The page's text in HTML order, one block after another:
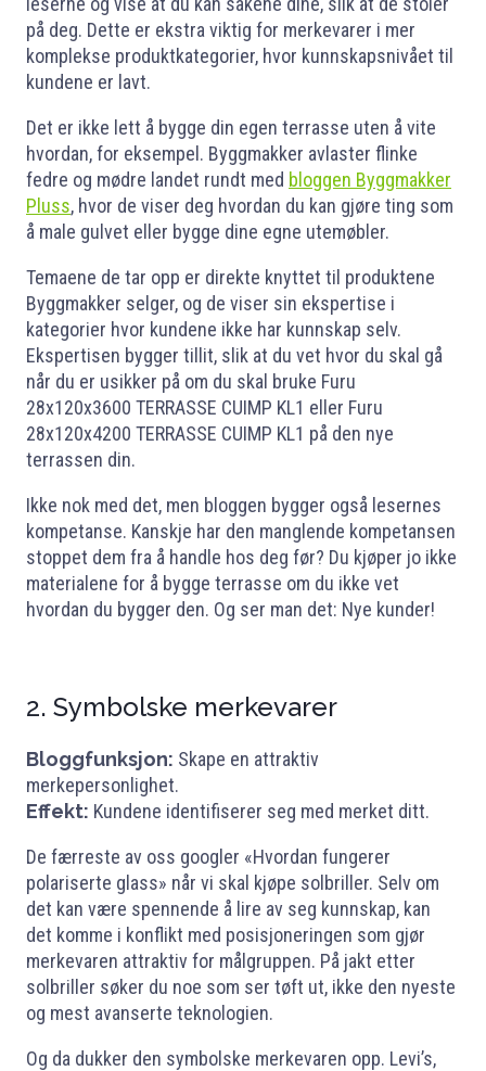
på deg. Dette er ekstra viktig for merkevarer i mer
komplekse produktkategorier, hvor kunnskapsnivået til
kundene er lavt.
Det er ikke lett å bygge din egen terrasse uten å vite
hvordan, for eksempel. Byggmakker avlaster flinke
fedre og mødre landet rundt med bloggen Byggmakker
Pluss, hvor de viser deg hvordan du kan gjøre ting som
å male gulvet eller bygge dine egne utemøbler.
Temaene de tar opp er direkte knyttet til produktene
Byggmakker selger, og de viser sin ekspertise i
kategorier hvor kundene ikke har kunnskap selv.
Ekspertisen bygger tillit, slik at du vet hvor du skal gå
når du er usikker på om du skal bruke Furu
28x120x3600 TERRASSE CUIMP KL1 eller Furu
28x120x4200 TERRASSE CUIMP KL1 på den nye
terrassen din.
Ikke nok med det, men bloggen bygger også lesernes
kompetanse. Kanskje har den manglende kompetansen
stoppet dem fra å handle hos deg før? Du kjøper jo ikke
materialene for å bygge terrasse om du ikke vet
hvordan du bygger den. Og ser man det: Nye kunder!
2. Symbolske merkevarer
Bloggfunksjon: Skape en attraktiv
merkepersonlighet.
Effekt: Kundene identifiserer seg med merket ditt.
De færreste av oss googler «Hvordan fungerer
polariserte glass» når vi skal kjøpe solbriller. Selv om
det kan være spennende å lire av seg kunnskap, kan
det komme i konflikt med posisjoneringen som gjør
merkevaren attraktiv for målgruppen. På jakt etter
solbriller søker du noe som ser tøft ut, ikke den nyeste
og mest avanserte teknologien.
Og da dukker den symbolske merkevaren opp. Levi’s,